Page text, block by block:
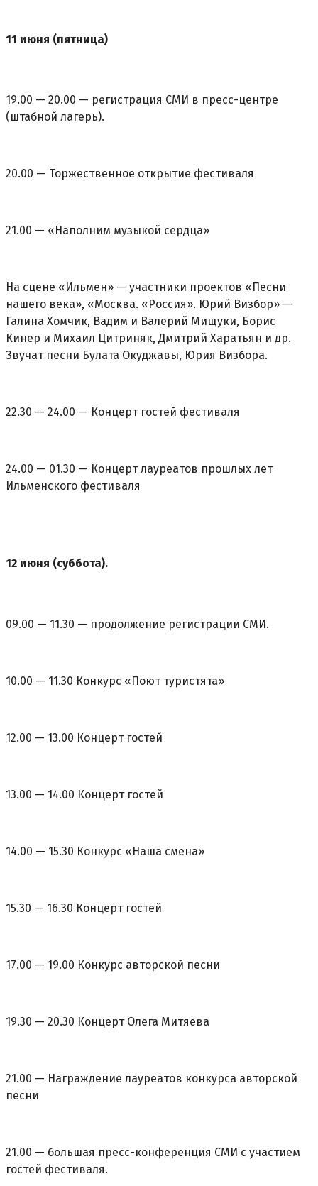
11 июня (пятница)
19.00 — 20.00 — регистрация СМИ в пресс-центре
(штабной лагерь).
20.00 — Торжественное открытие фестиваля
21.00 — «Наполним музыкой сердца»
На сцене «Ильмен» — участники проектов «Песни
нашего века», «Москва. «Россия». Юрий Визбор» —
Галина Хомчик, Вадим и Валерий Мищуки, Борис
Кинер и Михаил Цитриняк, Дмитрий Харатьян и др.
Звучат песни Булата Окуджавы, Юрия Визбора.
22.30 — 24.00 — Концерт гостей фестиваля
24.00 — 01.30 — Концерт лауреатов прошлых лет
Ильменского фестиваля
12 июня (суббота).
09.00 — 11.30 — продолжение регистрации СМИ.
10.00 — 11.30 Конкурс «Поют туристята»
12.00 — 13.00 Концерт гостей
13.00 — 14.00 Концерт гостей
14.00 — 15.30 Конкурс «Наша смена»
15.30 — 16.30 Концерт гостей
17.00 — 19.00 Конкурс авторской песни
19.30 — 20.30 Концерт Олега Митяева
21.00 — Награждение лауреатов конкурса авторской
песни
21.00 — большая пресс-конференция СМИ с участием
гостей фестиваля.